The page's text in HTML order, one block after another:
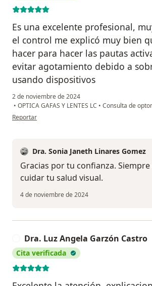
Es una excelente profesional,
el control me explicó muy bien
hacer para hacer las pautas
evitar agotamiento debido a
usando dispositivos
2 de noviembre de 2024
• OPTICA GAFAS Y LENTES LC • Consulta de
en opinión del usuario Jaime hernando hernández
Reportar
Dra. Sonia Janeth Linares Gomez
Gracias por tu confianza.
cuidar tu salud visual.
4 de noviembre de 2024
Dra. Luz Angela Garzón Castro
Cita verificada